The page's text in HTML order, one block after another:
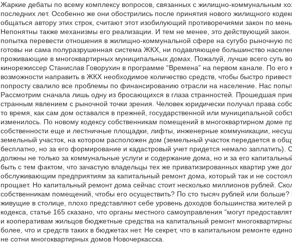
Жаркие дебаты по всему комплексу вопросов, связанных с жилищно-коммунальным
последних лет. Особенно же они обострились после принятия нового жилищного
общаться автору этих строк, считают этот изобилующий противоречиями закон по
Непонятны также механизмы его реализации. И тем не менее, это действующий
попытка перевести отношения в жилищно-коммунальной сфере на сугубо рыночную
готовы ни сама полуразрушенная система ЖКХ, ни подавляющее большинство
проживающие в многоквартирных муниципальных домах. Пожалуй, лучше всего суть
кинорежиссер Станислав Говорухин в программе “Времена” на первом канале. По
возможности направить в ЖКХ необходимое количество средств, чтобы быстро
попросту свалило все проблемы по финансированию отрасли на население. Нас
Рассмотрим сначала лишь одну из бросающихся в глаза странностей. Прошедшая
странным явлением с рыночной точки зрения. Человек юридически получал права
то время, как сам дом оставался в прежней, государственной или муниципальной
изменилось. По новому кодексу собственникам помещений в многоквартирном доме
собственности еще и лестничные площадки, лифты, инженерные коммуникации,
земельный участок, на котором расположен дом (земельный участок передается в
бесплатно, но за его формирование и кадастровый учет придется немало заплатить).
должны не только за коммунальные услуги и содержание дома, но и за его
быть с тем фактом, что зачастую владельцы тех же приватизированных квартир уже
обслуживающим предприятиям за капитальный ремонт дома, который так и не
прощает. Но капитальный ремонт дома сейчас стоит несколько миллионов рублей.
собственникам помещений, чтобы его осуществить? По сто тысяч рублей или больше?
живущие в столице, плохо представляют себе уровень доходов большинства жителей
кодекса, статье 165 сказано, что органы местного самоуправления “могут
и кооперативам жильцов бюджетные средства на капитальный ремонт
более, что и средств таких в бюджетах нет. Не секрет, что в капитальном ремонте
не сотни многоквартирных домов Новочеркасска.